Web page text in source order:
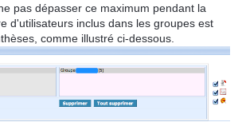
pas dépasser ce maximum pendant la
d'utilisateurs inclus dans les groupes est
comme illustré ci-dessous.